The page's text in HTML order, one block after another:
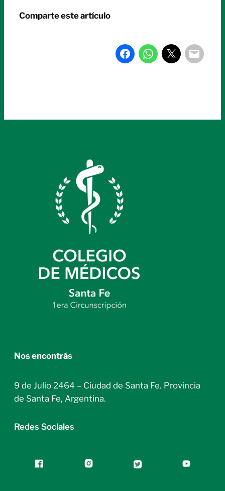
Comparte este artículo
Nos encontrás
9 de Julio 2464 – Ciudad de Santa Fe. Provincia
de Santa Fe, Argentina.
Redes Sociales